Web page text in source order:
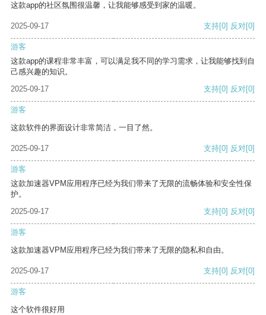
这款app的社区氛围很温馨，让我能够感受到家的温暖。
2025-09-17 支持[0] 反对[0]
游客
这款app的课程非常丰富，可以满足我不同的学习需求，让我能够找到自
己感兴趣的知识。
2025-09-17
支持[0] 反对[0]
游客
这款软件的界面设计非常简洁，一目了然。
2025-09-17 支持[0] 反对[0]
游客
这款加速器VPM应用程序已经为我们带来了无限的流畅体验和安全性保
护。
2025-09-17
支持[0] 反对[0]
游客
这款加速器VPM应用程序已经为我们带来了无限的隐私和自由。
2025-09-17 支持[0] 反对[0]
游客
这个软件很好用